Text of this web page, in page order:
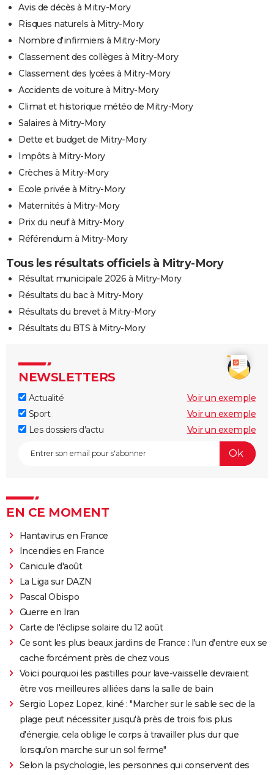
Avis de décès à Mitry-Mory
Risques naturels à Mitry-Mory
Nombre d'infirmiers à Mitry-Mory
Classement des collèges à Mitry-Mory
Classement des lycées à Mitry-Mory
Accidents de voiture à Mitry-Mory
Climat et historique météo de Mitry-Mory
Salaires à Mitry-Mory
Dette et budget de Mitry-Mory
Impôts à Mitry-Mory
Crèches à Mitry-Mory
Ecole privée à Mitry-Mory
Maternités à Mitry-Mory
Prix du neuf à Mitry-Mory
Référendum à Mitry-Mory
Tous les résultats officiels à Mitry-Mory
Résultat municipale 2026 à Mitry-Mory
Résultats du bac à Mitry-Mory
Résultats du brevet à Mitry-Mory
Résultats du BTS à Mitry-Mory
NEWSLETTERS
Actualité
Voir un exemple
Sport
Voir un exemple
Les dossiers d'actu
Voir un exemple
EN CE MOMENT
Hantavirus en France
Incendies en France
Canicule d'août
La Liga sur DAZN
Pascal Obispo
Guerre en Iran
Carte de l'éclipse solaire du 12 août
Ce sont les plus beaux jardins de France : l'un d'entre eux se
cache forcément près de chez vous
Voici pourquoi les pastilles pour lave-vaisselle devraient
être vos meilleures alliées dans la salle de bain
Sergio Lopez Lopez, kiné : "Marcher sur le sable sec de la
plage peut nécessiter jusqu'à près de trois fois plus
d'énergie, cela oblige le corps à travailler plus dur que
lorsqu'on marche sur un sol ferme"
Selon la psychologie, les personnes qui conservent des